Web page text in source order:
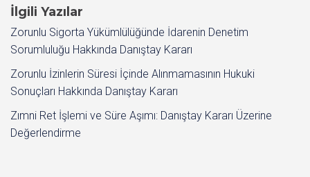
İlgili Yazılar
Zorunlu Sigorta Yükümlülüğünde İdarenin Denetim
Sorumluluğu Hakkında Danıştay Kararı
Zorunlu İzinlerin Süresi İçinde Alınmamasının Hukuki
Sonuçları Hakkında Danıştay Kararı
Zımni Ret İşlemi ve Süre Aşımı: Danıştay Kararı Üzerine
Değerlendirme